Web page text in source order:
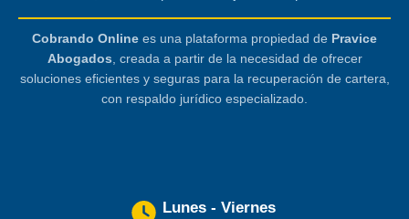
Cobrando Online es una plataforma propiedad de Pravice
Abogados , creada a partir de la necesidad de ofrecer
soluciones eficientes y seguras para la recuperación de cartera,
con respaldo jurídico especializado.
Lunes - Viernes